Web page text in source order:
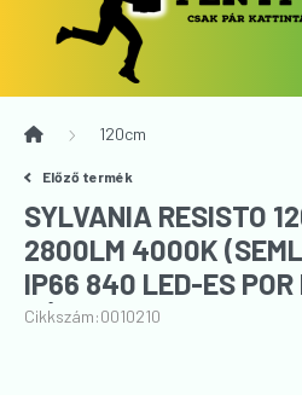
120cm
Előző termék
SYLVANIA RESISTO
2800LM 4000K
IP66 840 LED-ES POR
LÁMPATEST
Cikkszám:0010210